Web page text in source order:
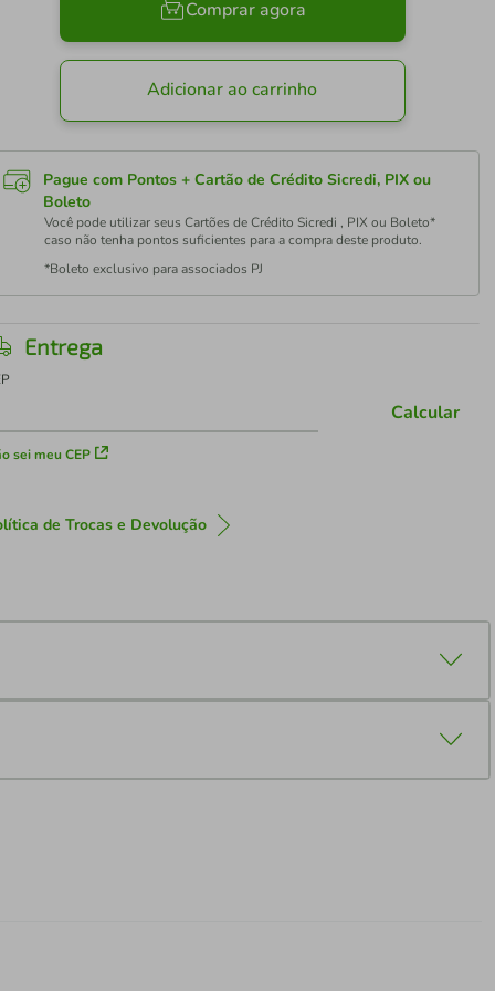
Comprar agora
Adicionar ao carrinho
Pague com Pontos + Cartão de Crédito Sicredi, PIX ou
Boleto
Você pode utilizar seus Cartões de Crédito Sicredi , PIX ou Boleto*
caso não tenha pontos suficientes para a compra deste produto.
*Boleto exclusivo para associados PJ
Entrega
sei meu CEP
Calcular
de Trocas e Devolução